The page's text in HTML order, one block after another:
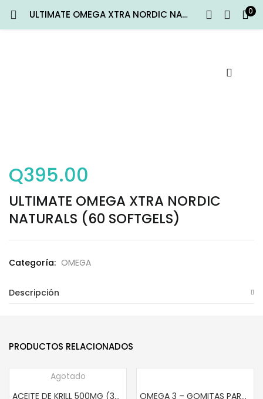
ULTIMATE OMEGA XTRA NORDIC NATURALS (60 SOFTGELS) 0
ULTIMATE OMEGA XTRA NORDIC
NATURALS (60 SOFTGELS)
Q395.00
Categoría: OMEGA
Descripción
PRODUCTOS RELACIONADOS
Agotado
ACEITE DE KRILL 500MG (30 SOFTGELS)
OMEGA 3 – GOMITAS PARA NIÑOS (36 GOMITAS)
ENTRAR REGISTRARSE
¿Contraseña perdida?